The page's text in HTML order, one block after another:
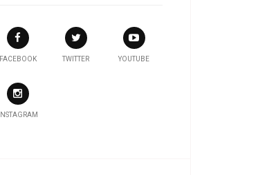
FACEBOOK TWITTER YOUTUBE
INSTAGRAM